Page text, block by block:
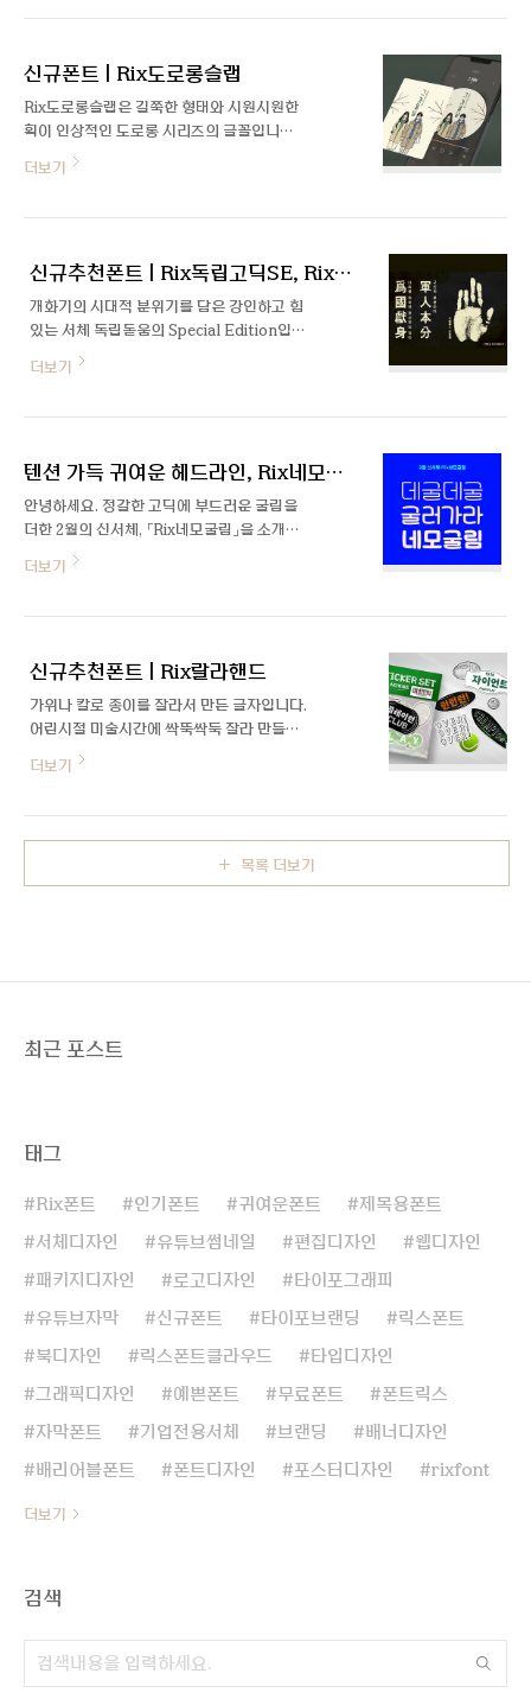
느껴지는데요. 제작을 맡아주신 윤유민 디자
이너와의 인터뷰를 통해 폰트가 어떻게 제작
되었는지, 어떤 과정이 있었는지 함께 알아볼
다! 소개 부탁드려요. 안녕하세요. Rix토이컬
니다. Rix토이컬러 폰트 제작을 어떻게 맡게
이 궁금합니다. 다양하게 조합하여 사용할 수
있는 ‘Rix..
신규폰트 | Rix도로롱슬랩
Rix도로롱슬랩은 길쭉한 형태와 시원시원한
획이 인상적인 도로롱 시리즈의 글꼴입니다.
둥글게 마무리한 슬랩 세리프가 더해져 단단
하지만 부드럽고 유연한 느낌을 줍니다. 3가
더보기
신규추천폰트 | Rix독립고딕SE, Rix독립돋움SE
개화기의 시대적 분위기를 담은 강인하고 힘
있는 서체 독립돋움의 Special Edition입니
다. Rix독립고딕SE는 꽉 찬 네모꼴에 두껍고
단단한 획, 절제된 표현과 간결한 직선의 형
이 강조되었습니다. 공간적인 비율과 사용성
을 고려하여 추가 파생한 웨이트로 활용도를
높였습니다.
더보기
텐션 가득 귀여운 헤드라인, Rix네모굴림
안녕하세요. 정갈한 고딕에 부드러운 굴림을
더한 2월의 신서체, 「Rix네모굴림」을 소개합
니다. 데굴데굴 굴러가는 네모의 모습에서 착
안해 디자인한 서체인데요, 각이 있는 부분에
요! 안녕하세요, 수하 디자이너님. 12월 신서
데요~ 새로운 신서체로 다시 뵙게 되었네요.
네모굴림으로 돌아온 이수하입니다. Rix힘
신 덕분에 Rix네모굴림도 기분 좋게 열심히
작업할 수 있었습니다. ▶이수하 디자이너 제
작 폰트 'Rix힘을내요' 보러 가기 이번에 제
작하신 ..
더보기
신규추천폰트 | Rix랄라핸드
가위나 칼로 종이를 잘라서 만든 글자입니다.
어린시절 미술시간에 싹뚝싹둑 잘라 만들기
하던 즐거운 기억을 담아 제작하였습니다. 가
로세로 자유로운 획대비와 비대칭한 자소, 삐
더보기
목록 더보기
최근 포스트
태그
Rix폰트 인기폰트 귀여운폰트 제목용폰트
서체디자인 유튜브썸네일 편집디자인 웹디자인
패키지디자인 로고디자인 타이포그래피
유튜브자막 신규폰트 타이포브랜딩 릭스폰트
북디자인 릭스폰트클라우드 타입디자인
그래픽디자인 예쁜폰트 무료폰트 폰트릭스
자막폰트 기업전용서체 브랜딩 배너디자인
배리어블폰트 폰트디자인 포스터디자인 rixfont
더보기
검색